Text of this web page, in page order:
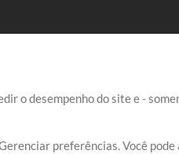
o desempenho do site e -
preferências. Você